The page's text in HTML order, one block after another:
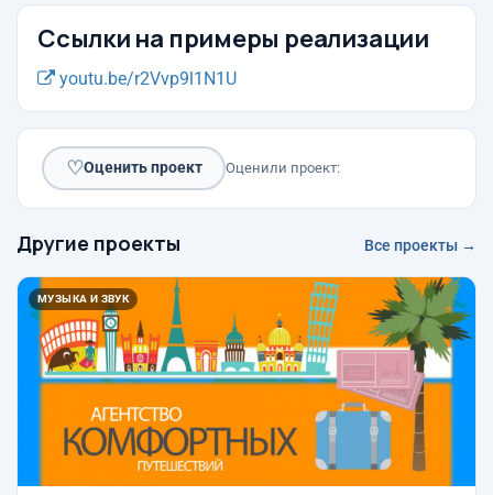
Ссылки на примеры реализации
youtu.be/r2Vvp9l1N1U
♡Оценить проект Оценили проект:
Другие проекты Все проекты →
МУЗЫКА И ЗВУК